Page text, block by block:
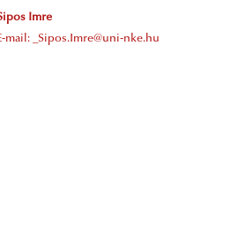
Imre
mail: _Sipos.Imre@uni-nke.hu